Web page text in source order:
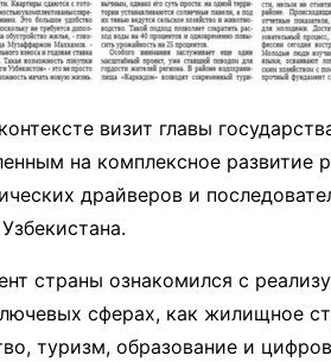
визит главы
на комплексное развитие
драйверов и
страны ознакомился с
сферах, как жилищное
туризм, образование и